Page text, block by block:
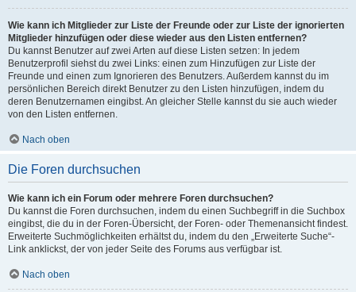
Wie kann ich Mitglieder zur Liste der Freunde oder zur Liste der ignorierten
Mitglieder hinzufügen oder diese wieder aus den Listen entfernen?
Du kannst Benutzer auf zwei Arten auf diese Listen setzen: In jedem
Benutzerprofil siehst du zwei Links: einen zum Hinzufügen zur Liste der
Freunde und einen zum Ignorieren des Benutzers. Außerdem kannst du im
persönlichen Bereich direkt Benutzer zu den Listen hinzufügen, indem du
deren Benutzernamen eingibst. An gleicher Stelle kannst du sie auch wieder
von den Listen entfernen.
Nach oben
Die Foren durchsuchen
Wie kann ich ein Forum oder mehrere Foren durchsuchen?
Du kannst die Foren durchsuchen, indem du einen Suchbegriff in die Suchbox
eingibst, die du in der Foren-Übersicht, der Foren- oder Themenansicht findest.
Erweiterte Suchmöglichkeiten erhältst du, indem du den „Erweiterte Suche“-
Link anklickst, der von jeder Seite des Forums aus verfügbar ist.
Nach oben